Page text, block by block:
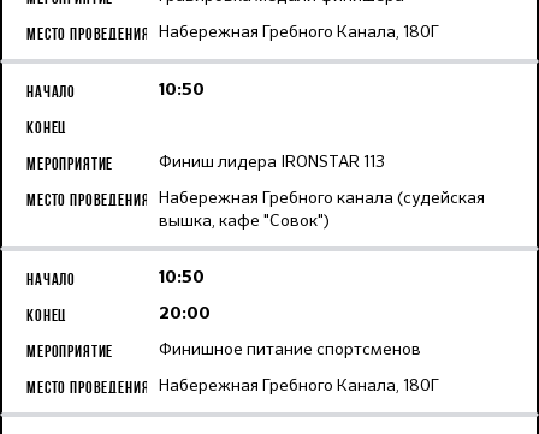
Набережная Гребного Канала, 180Г
10:50
Финиш лидера IRONSTAR 113
Набережная Гребного канала (судейская
вышка, кафе "Совок")
10:50
20:00
Финишное питание спортсменов
Набережная Гребного Канала, 180Г